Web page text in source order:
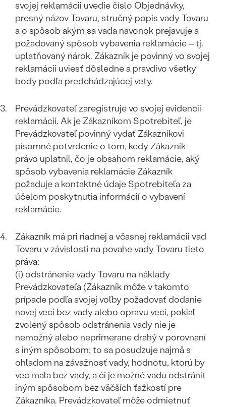
svojej reklamácii uvedie číslo Objednávky,
presný názov Tovaru, stručný popis vady Tovaru
a o spôsob akým sa vada navonok prejavuje a
požadovaný spôsob vybavenia reklamácie – tj.
uplatňovaný nárok. Zákazník je povinný vo svojej
reklamácii uviesť dôsledne a pravdivo všetky
body podľa predchádzajúcej vety.
Prevádzkovateľ zaregistruje vo svojej evidencii
reklamácií. Ak je Zákazníkom Spotrebiteľ, je
Prevádzkovateľ povinný vydať Zákazníkovi
písomné potvrdenie o tom, kedy Zákazník
právo uplatnil, čo je obsahom reklamácie, aký
spôsob vybavenia reklamácie Zákazník
požaduje a kontaktné údaje Spotrebiteľa za
účelom poskytnutia informácií o vybavení
reklamácie.
Zákazník má pri riadnej a včasnej reklamácii vad
Tovaru v závislosti na povahe vady Tovaru tieto
práva:
(i) odstránenie vady Tovaru na náklady
Prevádzkovateľa (Zákazník môže v takomto
prípade podľa svojej voľby požadovať dodanie
novej veci bez vady alebo opravu veci, pokiaľ
zvolený spôsob odstránenia vady nie je
nemožný alebo neprimerane drahý v porovnaní
s iným spôsobom; to sa posudzuje najmä s
ohľadom na závažnosť vady, hodnotu, ktorú by
vec mala bez vady, a či je možné vadu odstrániť
iným spôsobom bez väčších ťažkostí pre
Zákazníka. Prevádzkovateľ môže odmietnuť